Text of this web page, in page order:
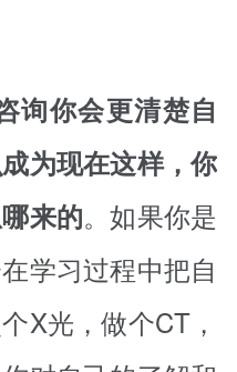
询你会更清楚自
为现在这样，你
来的。如果你是
学习过程中把自
X光，做个CT，